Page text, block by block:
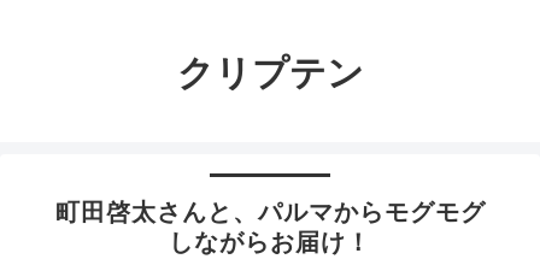
クリプテン
町田啓太さんと、パルマからモグモグ
しながらお届け！